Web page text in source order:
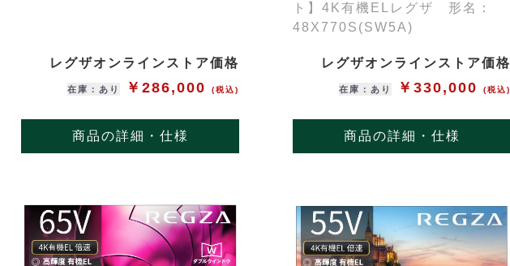
レグザオンラインストア価格
在庫：あり ￥286,000(税込)
商品の詳細・仕様
ト】4K有機ELレグザ 形名：
48X770S(SW5A)
レグザオンラインストア価格
在庫：あり ￥330,000(税込)
商品の詳細・仕様